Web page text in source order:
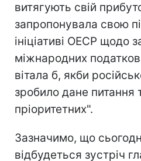
витягують свій
запропонувала свою
ініціативі ОЕСР щодо
міжнародних
вітала б, якби
зробило дане питання
пріоритетних".
Зазначимо, що
відбудеться зустріч